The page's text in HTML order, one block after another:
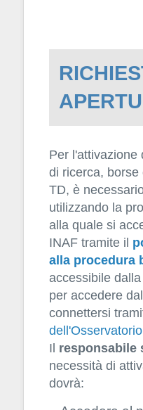
Per l'attivazione
di ricerca, borse
TD, è
utilizzando la
alla quale si
INAF tramite il
alla procedura
accessibile
per accedere
connettersi
dell'Osservatorio
Il responsabile
necessità di
dovrà: